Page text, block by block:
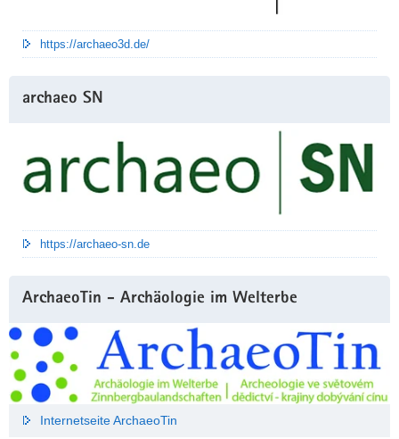
https://archaeo3d.de/
archaeo SN
https://archaeo-sn.de
ArchaeoTin - Archäologie im Welterbe
Internetseite ArchaeoTin